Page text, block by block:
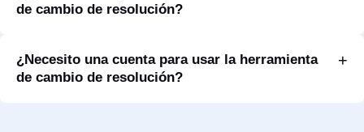
de cambio de resolución?
¿Necesito una cuenta para usar la herramienta
de cambio de resolución?